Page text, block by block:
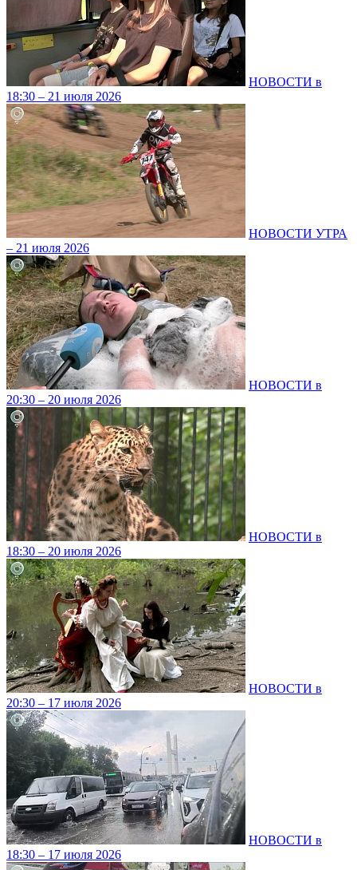
НОВОСТИ в
18:30 – 21 июля 2026
НОВОСТИ УТРА
– 21 июля 2026
НОВОСТИ в
20:30 – 20 июля 2026
НОВОСТИ в
18:30 – 20 июля 2026
НОВОСТИ в
20:30 – 17 июля 2026
НОВОСТИ в
18:30 – 17 июля 2026